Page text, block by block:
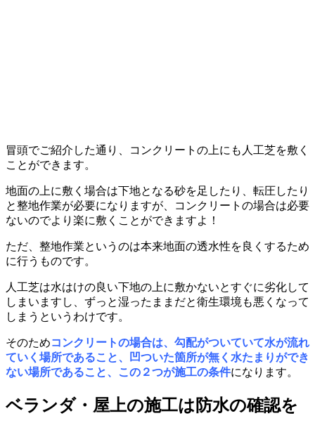
冒頭でご紹介した通り、コンクリートの上にも人工芝を敷く
ことができます。
地面の上に敷く場合は下地となる砂を足したり、転圧したり
と整地作業が必要になりますが、コンクリートの場合は必要
ないのでより楽に敷くことができますよ！
ただ、整地作業というのは本来地面の透水性を良くするため
に行うものです。
人工芝は水はけの良い下地の上に敷かないとすぐに劣化して
しまいますし、ずっと湿ったままだと衛生環境も悪くなって
しまうというわけです。
そのためコンクリートの場合は、勾配がついていて水が流れ
ていく場所であること、凹ついた箇所が無く水たまりができ
ない場所であること、この２つが施工の条件になります。
ベランダ・屋上の施工は防水の確認を